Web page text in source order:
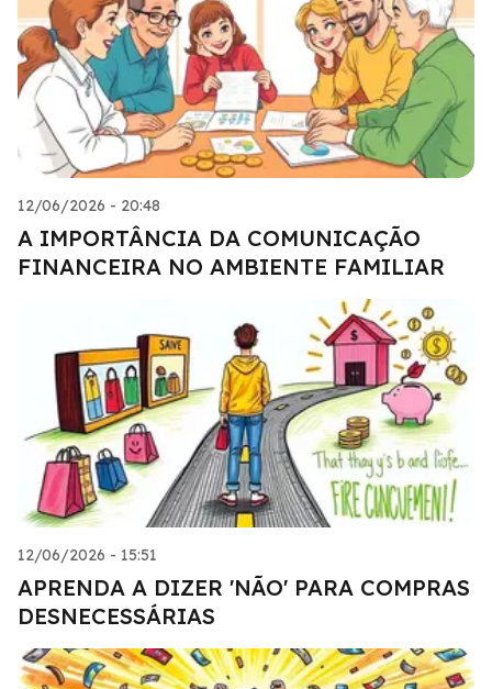
12/06/2026 - 20:48
A IMPORTÂNCIA DA COMUNICAÇÃO
FINANCEIRA NO AMBIENTE FAMILIAR
12/06/2026 - 15:51
APRENDA A DIZER 'NÃO' PARA COMPRAS
DESNECESSÁRIAS